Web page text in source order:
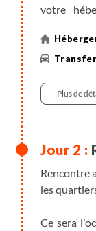
votre
point de
à une
et
baignade.
discrète
Plus de
Rencontre
les
Ce sera